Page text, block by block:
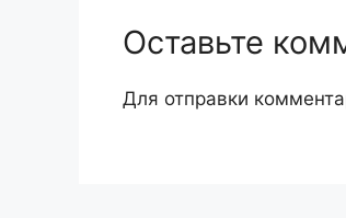
Оставьте
Для отправки